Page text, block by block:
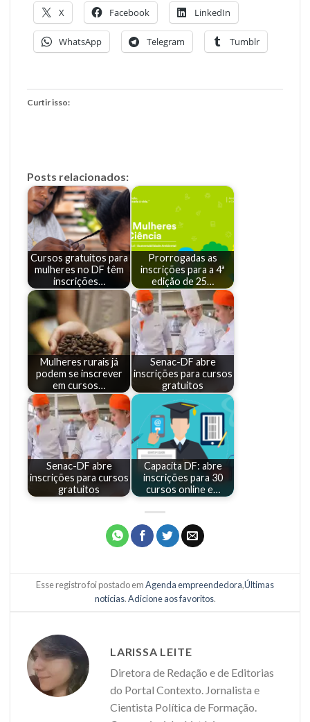
X Facebook LinkedIn
WhatsApp Telegram Tumblr
Curtir isso:
Posts relacionados:
Cursos gratuitos para
mulheres no DF têm
inscrições…
Prorrogadas as
inscrições para a 4ª
edição de 25…
Mulheres rurais já
podem se inscrever
em cursos…
Senac-DF abre
inscrições para cursos
gratuitos
Senac-DF abre
inscrições para cursos
gratuitos
Capacita DF: abre
inscrições para 30
cursos online e…
Esse registro foi postado emAgenda empreendedora,Últimas
notícias.Adicione aos favoritos.
LARISSA LEITE
Diretora de Redação e de Editorias
do Portal Contexto. Jornalista e
Cientista Política de Formação.